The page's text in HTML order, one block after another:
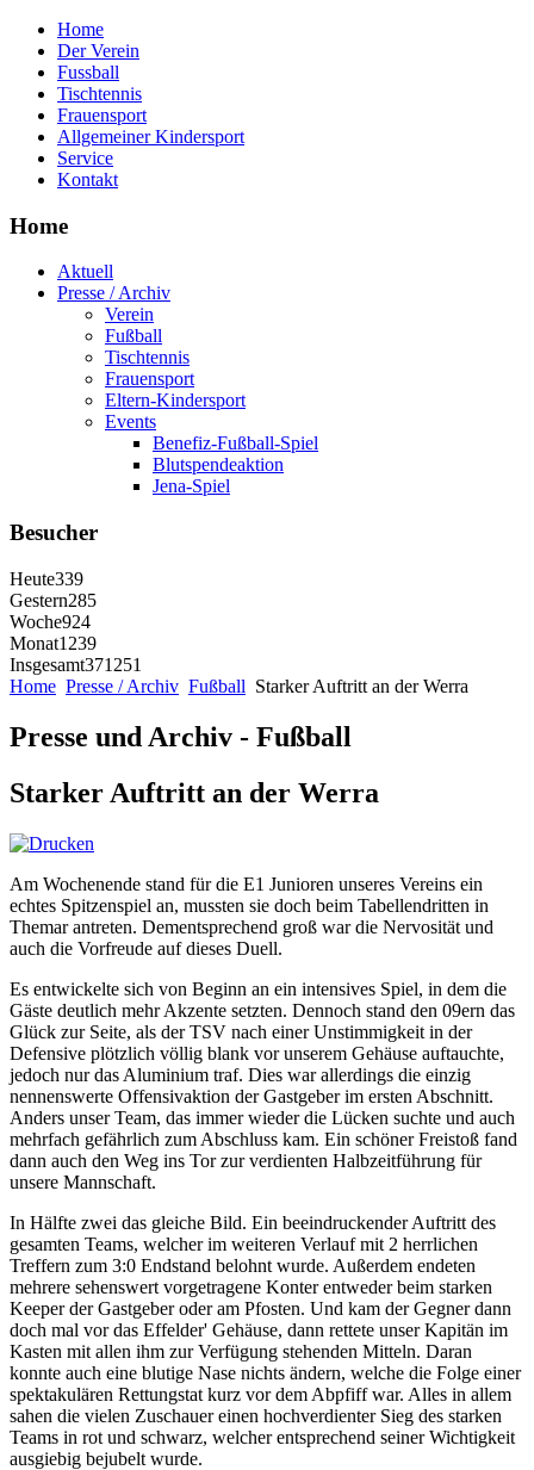
Home
Der Verein
Fussball
Tischtennis
Frauensport
Allgemeiner Kindersport
Service
Kontakt
Home
Aktuell
Presse / Archiv
Verein
Fußball
Tischtennis
Frauensport
Eltern-Kindersport
Events
Benefiz-Fußball-Spiel
Blutspendeaktion
Jena-Spiel
Besucher
Heute339
Gestern285
Woche924
Monat1239
Insgesamt371251
Home Presse / Archiv Fußball Starker Auftritt an der Werra
Presse und Archiv - Fußball
Starker Auftritt an der Werra
Am Wochenende stand für die E1 Junioren unseres Vereins ein
echtes Spitzenspiel an, mussten sie doch beim Tabellendritten in
Themar antreten. Dementsprechend groß war die Nervosität und
auch die Vorfreude auf dieses Duell.
Es entwickelte sich von Beginn an ein intensives Spiel, in dem die
Gäste deutlich mehr Akzente setzten. Dennoch stand den 09ern das
Glück zur Seite, als der TSV nach einer Unstimmigkeit in der
Defensive plötzlich völlig blank vor unserem Gehäuse auftauchte,
jedoch nur das Aluminium traf. Dies war allerdings die einzig
nennenswerte Offensivaktion der Gastgeber im ersten Abschnitt.
Anders unser Team, das immer wieder die Lücken suchte und auch
mehrfach gefährlich zum Abschluss kam. Ein schöner Freistoß fand
dann auch den Weg ins Tor zur verdienten Halbzeitführung für
unsere Mannschaft.
In Hälfte zwei das gleiche Bild. Ein beeindruckender Auftritt des
gesamten Teams, welcher im weiteren Verlauf mit 2 herrlichen
Treffern zum 3:0 Endstand belohnt wurde. Außerdem endeten
mehrere sehenswert vorgetragene Konter entweder beim starken
Keeper der Gastgeber oder am Pfosten. Und kam der Gegner dann
doch mal vor das Effelder' Gehäuse, dann rettete unser Kapitän im
Kasten mit allen ihm zur Verfügung stehenden Mitteln. Daran
konnte auch eine blutige Nase nichts ändern, welche die Folge einer
spektakulären Rettungstat kurz vor dem Abpfiff war. Alles in allem
sahen die vielen Zuschauer einen hochverdienter Sieg des starken
Teams in rot und schwarz, welcher entsprechend seiner Wichtigkeit
ausgiebig bejubelt wurde.